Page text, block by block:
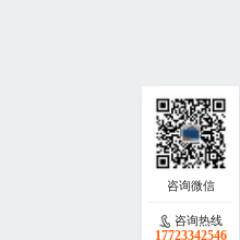
咨询热线
18140119082
咨询热线
17723342546